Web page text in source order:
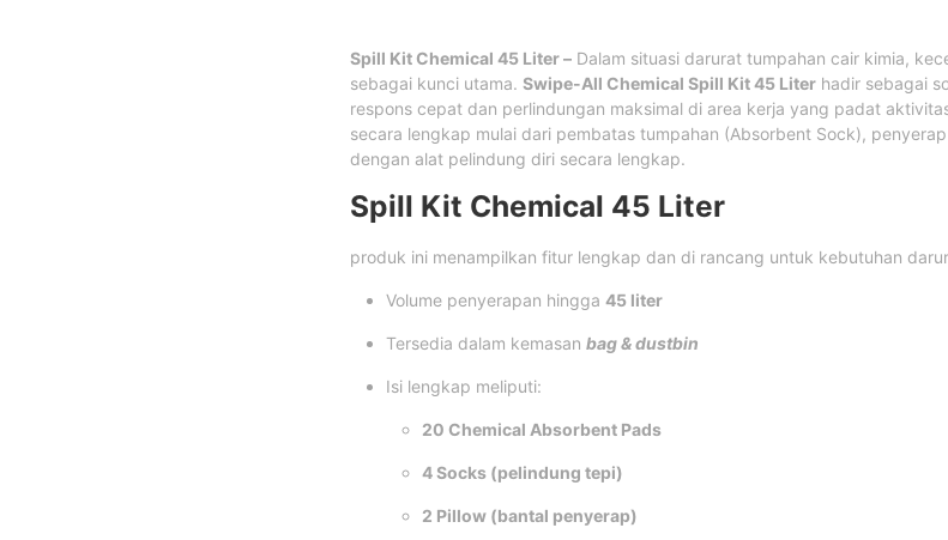
Spill Kit Chemical 45 Liter – Dalam situasi darurat tumpahan cair kimia,
sebagai kunci utama. Swipe-All Chemical Spill Kit 45 Liter hadir sebagai
respons cepat dan perlindungan maksimal di area kerja yang padat
secara lengkap mulai dari pembatas tumpahan (Absorbent Sock),
dengan alat pelindung diri secara lengkap.
Spill Kit Chemical 45 Liter
produk ini menampilkan fitur lengkap dan di rancang untuk kebutuhan
Volume penyerapan hingga 45 liter
Tersedia dalam kemasan bag & dustbin
Isi lengkap meliputi:
20 Chemical Absorbent Pads
4 Socks (pelindung tepi)
2 Pillow (bantal penyerap)